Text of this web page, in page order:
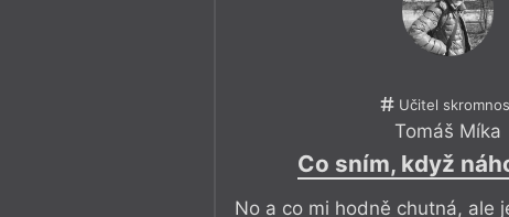
Učitel
Tomáš Míka
Co sním, když
No a co mi hodně chutná, ale